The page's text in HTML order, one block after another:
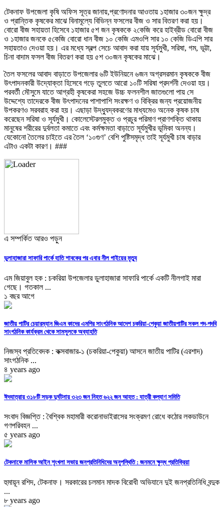
টেকনাফ উপজেলা কৃষি অফিস সূত্র জানায়,প্রণোদনার আওতায় ১হাজার ৩০জন ক্ষুদ্র
ও প্রান্তিক কৃষকের মাঝে বিনামূল্যে বিভিন্ন ফসলের বীজ ও সার বিতরণ করা হয়।
বোরো বীজ সহায়তা হিসেবে ১হাজার ৫শ জন কৃষককে ২কেজি করে হাইব্রীড বোরো বীজ
ও ১হাজার জনকে ৫কেজি বোরো ধান বীজ ১০ কেজি এমওপি সার ১০ কেজি ডিএপি সার
সহায়তাও দেওয়া হয়। এর মধ্যে স্বল্প সেচে আবাদ করা যায় সূর্যমুখী, সরিষা, গম, ভূট্টা,
চিনা বাদাম ফসল বীজ বিতরণ করা হয় ৫শ ৩০জন কৃষকের মাঝে।
তৈল ফসলের আবাদ বাড়াতে উপজেলার ৬টি ইউনিয়নে ৬জন অগ্রসরমান কৃষককে বীজ
উৎপাদনকারী উদ্যোক্তা হিসেবে গড়ে তুলতে আরো ১০টি সরিষা প্রদর্শনী দেওয়া হয়।
পরবর্তী মৌসুমে যাতে আগ্রহী কৃষকেরা সহজে উচ্চ ফলনশীল জাতগুলো পায় সে
উদ্দেশ্যে তাদেরকে বীজ উৎপাদনের পাশাপাশি সংরক্ষণ ও বিক্রির জন্য প্রয়োজনীয়
উপকরণও সরবরাহ করা হয়। এছাড়া উদ্ধ্যুদ্বকরণের মাধ্যমেও অনেক কৃষক চাষ
করেছেন সরিষা ও সূর্যমুখী। কোলেস্টেরলমুক্ত ও প্রচুর পরিমাণ প্রাণশক্তি থাকায়
মানুষের শরীরের দুর্বলতা কমাতে এবং কর্মক্ষমতা বাড়াতে সূর্যমুখীর ভূমিকা অনন্য।
যেকোনো তৈলের চাইতে এর তৈল ‘১০গুণ’ বেশি পুষ্টিসমৃদ্ধ তাই সূর্যমুখী চাষ বাড়ার
এটাও একটা কারণ। ###
এ সম্পর্কিত আরও পড়ুন
ডুলাহাজারা সাফারি পার্কে হাতি শাবকের পর এবার নীল গাইয়ের মৃত্যু
এম জিয়াবুল হক : চকরিয়া উপজেলার ডুলাহাজারা সাফারি পার্কে একটি নীলগাই মারা
গেছে। গতকাল ...
১ বছর আগে
জাতীয় পাটির চেয়ারম্যান জিএম কাদের এমপির সাংগঠনিক আদেশ চকরিয়া-পেকুয়া জাতীয়পাটির সকল পদ-পদবি
সাংগঠনিক কার্যক্রম থেকে সামসুলকে অব্যাহতি
নিজস্ব প্রতিবেদক : কক্সবাজার-১ (চকরিয়া-পেকুয়া) আসনে জাতীয় পাটির (এরশাদ)
সাংগঠনিক ...
৪ years ago
ঈদযাত্রায় ৩১৮টি সড়ক দুর্ঘটনায় ৩২৩ জন নিহত ৬২২ জন আহত : যাত্রী কল্যাণ সমিতি
সংবাদ বিজ্ঞপ্তি : বৈশ্বিক মহামারী করোনাভাইরাসের সংক্রমণ রোধে কঠোর লকডাউনে
গণপরিবহন ...
৫ years ago
টেকনাফে মাসিক আইন শৃংখলা সভায় জনপ্রতিনিধিদের অনুপস্থিতি : জনমনে ক্ষুদ্ধ প্রতিক্রিয়া
হুমায়ূন রশিদ, টেকনাফ। সরকারের চলমান মাদক বিরোধী অভিযানে দুই জনপ্রতিনিধি বন্দুক
...
৮ years ago